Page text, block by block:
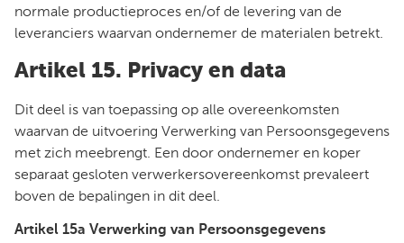
normale productieproces en/of de levering van de
leveranciers waarvan ondernemer de materialen betrekt.
Artikel 15. Privacy en data
Dit deel is van toepassing op alle overeenkomsten
waarvan de uitvoering Verwerking van Persoonsgegevens
met zich meebrengt. Een door ondernemer en koper
separaat gesloten verwerkersovereenkomst prevaleert
boven de bepalingen in dit deel.
Artikel 15a Verwerking van Persoonsgegevens